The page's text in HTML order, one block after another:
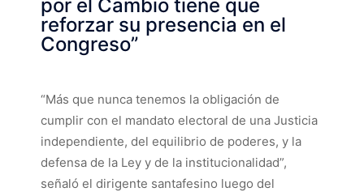
por el Cambio tiene que
reforzar su presencia en el
Congreso”
“Más que nunca tenemos la obligación de
cumplir con el mandato electoral de una Justicia
independiente, del equilibrio de poderes, y la
defensa de la Ley y de la institucionalidad”,
señaló el dirigente santafesino luego del